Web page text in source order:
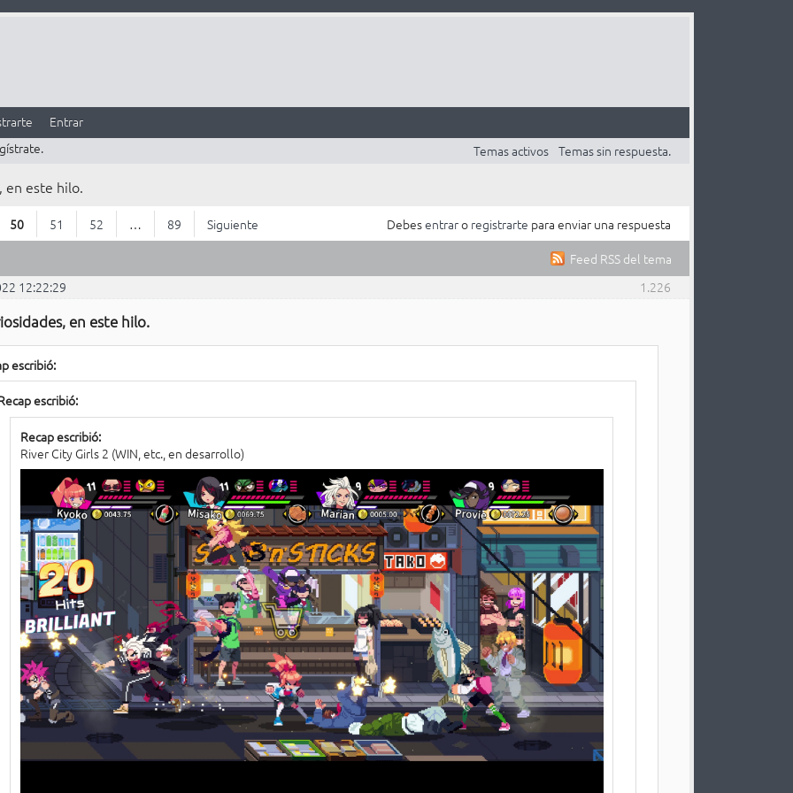
Entrar
Temas activos Temas sin respuesta.
en este hilo.
50 51 52 … 89 Siguiente Debesentraro registrarte para enviar una respuesta
Feed RSS del tema
1.226
12:22:29
en este hilo.
escribió:
escribió:
Recap escribió:
River City Girls 2 (WIN, etc., en desarrollo)